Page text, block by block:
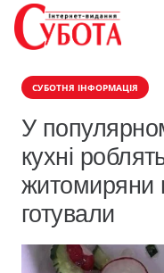
СУБОТНЯ ІНФОРМАЦІЯ
У
кухні
житомиряни
готували